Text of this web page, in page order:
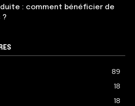
: comment bénéficier de
?
89
18
18